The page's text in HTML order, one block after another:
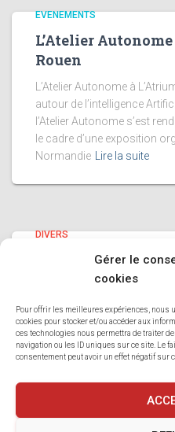
Gérer le
cookies
Pour offrir les meilleures expériences, nous
cookies pour stocker et/ou accéder aux
ces technologies nous permettra de traiter
navigation ou les ID uniques sur ce site. Le
consentement peut avoir un effet négatif sur
EVENEMENTS
L’Atelier
Rouen
L’Atelier Autonome à
autour de l’intelligence
l’Atelier Autonome s’est
le cadre d’une exposition
Normandie Lire la suite
DIVERS
Nouvelles
des Transitions !
Jeudi dernier, nous
l’inauguration de la toute
des Transitions – H2o de
Stop les toxiques !
Nous